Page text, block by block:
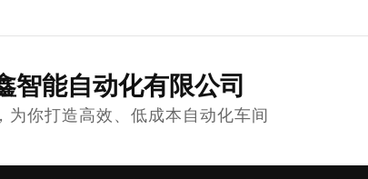
智能自动化有限公司
为你打造高效、低成本自动化车间